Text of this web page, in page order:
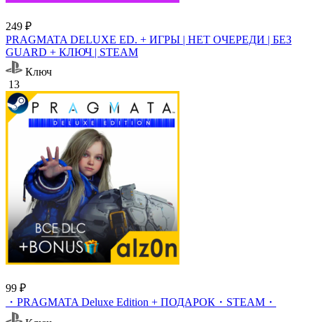
249 ₽
PRAGMATA DELUXE ED. + ИГРЫ | НЕТ ОЧЕРЕДИ | БЕЗ
GUARD + КЛЮЧ | STEAM
Ключ
13
99 ₽
・PRAGMATA Deluxe Edition + ПОДАРОК・STEAM・